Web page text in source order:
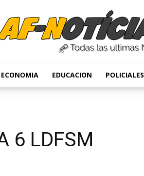
Anyulin
ECONOMIA EDUCACION POLICIALES
6 LDFSM